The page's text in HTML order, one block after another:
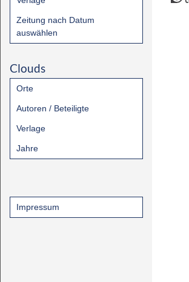
Zeitung nach Datum
auswählen
Clouds
Orte
Autoren / Beteiligte
Verlage
Jahre
Impressum